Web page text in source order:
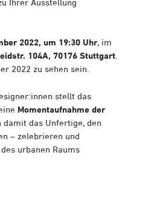
2022, um 19:30 Uhr, im
104A, 70176 Stuttgart
2022 zu sehen sein.
stellt das
Momentaufnahme der
damit das Unfertige, den
– zelebrieren und
urbanen Raums